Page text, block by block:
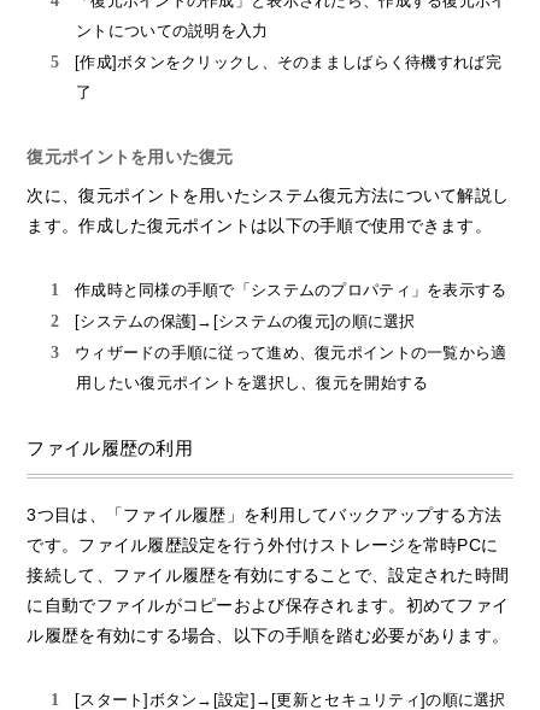
ントについての説明を入力
[作成]ボタンをクリックし、そのまましばらく待機すれば完
了
復元ポイントを用いた復元
次に、復元ポイントを用いたシステム復元方法について解説し
ます。作成した復元ポイントは以下の手順で使用できます。
作成時と同様の手順で「システムのプロパティ」を表示する
[システムの保護]→[システムの復元]の順に選択
ウィザードの手順に従って進め、復元ポイントの一覧から適
用したい復元ポイントを選択し、復元を開始する
ファイル履歴の利用
3つ目は、「ファイル履歴」を利用してバックアップする方法
です。ファイル履歴設定を行う外付けストレージを常時PCに
接続して、ファイル履歴を有効にすることで、設定された時間
に自動でファイルがコピーおよび保存されます。初めてファイ
ル履歴を有効にする場合、以下の手順を踏む必要があります。
[スタート]ボタン→[設定]→[更新とセキュリティ]の順に選択